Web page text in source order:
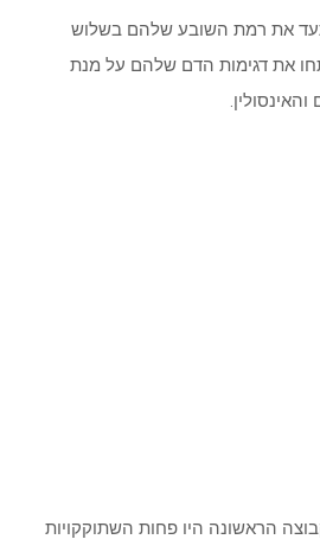
את רמת השובע שלהם בשלוש
את דגימות הדם שלהם על מנת
הראשונה היו פחות השתוקקויות